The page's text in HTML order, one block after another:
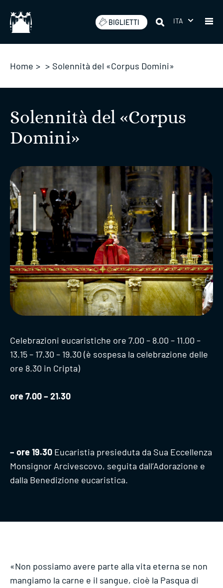
BIGLIETTI ITA
Home > > Solennità del «Corpus Domini»
Solennità del «Corpus
Domini»
Celebrazioni eucaristiche ore 7.00 – 8.00 – 11.00 –
13.15 – 17.30 – 19.30 (è sospesa la celebrazione delle
ore 8.30 in Cripta)
ore 7.00 – 21.30
– ore 19.30 Eucaristia presieduta da Sua Eccellenza
Monsignor Arcivescovo, seguita dall’Adorazione e
dalla Benedizione eucaristica.
«Non possiamo avere parte alla vita eterna se non
mangiamo la carne e il sangue, cioè la Pasqua di